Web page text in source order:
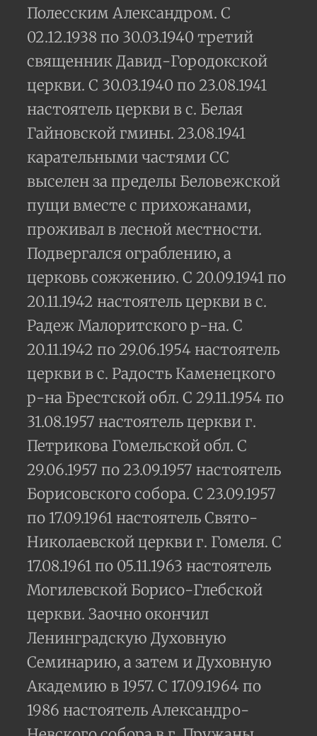
Полесским Александром. С
02.12.1938 по 30.03.1940 третий
священник Давид-Городокской
церкви. С 30.03.1940 по 23.08.1941
настоятель церкви в с. Белая
Гайновской гмины. 23.08.1941
карательными частями CC
выселен за пределы Беловежской
пущи вместе с прихожанами,
проживал в лесной местности.
Подвергался ограблению, а
церковь сожжению. С 20.09.1941 по
20.11.1942 настоятель церкви в с.
Радеж Малоритского р-на. С
20.11.1942 по 29.06.1954 настоятель
церкви в с. Радость Каменецкого
р-на Брестской обл. С 29.11.1954 по
31.08.1957 настоятель церкви г.
Петрикова Гомельской обл. С
29.06.1957 по 23.09.1957 настоятель
Борисовского собора. С 23.09.1957
по 17.09.1961 настоятель Свято-
Николаевской церкви г. Гомеля. С
17.08.1961 по 05.11.1963 настоятель
Могилевской Борисо-Глебской
церкви. Заочно окончил
Ленинградскую Духовную
Семинарию, а затем и Духовную
Академию в 1957. С 17.09.1964 по
1986 настоятель Александро-